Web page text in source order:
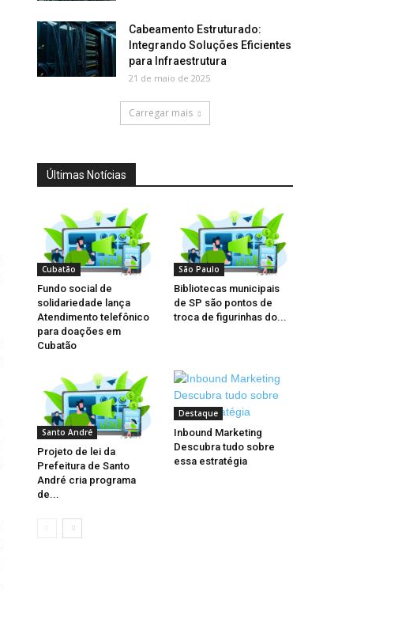
Cabeamento Estruturado:
Integrando Soluções Eficientes
para Infraestrutura
21 de maio de 2025
Carregar mais
Últimas Notícias
Cubatão
Fundo social de
solidariedade lança
Atendimento telefônico
para doações em
Cubatão
São Paulo
Bibliotecas municipais
de SP são pontos de
troca de figurinhas do...
Santo André
Projeto de lei da
Prefeitura de Santo
André cria programa
de...
Destaque
Inbound Marketing
Descubra tudo sobre
essa estratégia